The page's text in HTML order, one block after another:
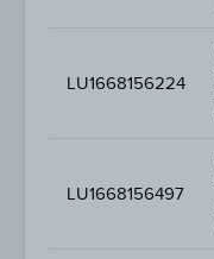
LU1668156224
LU1668156497